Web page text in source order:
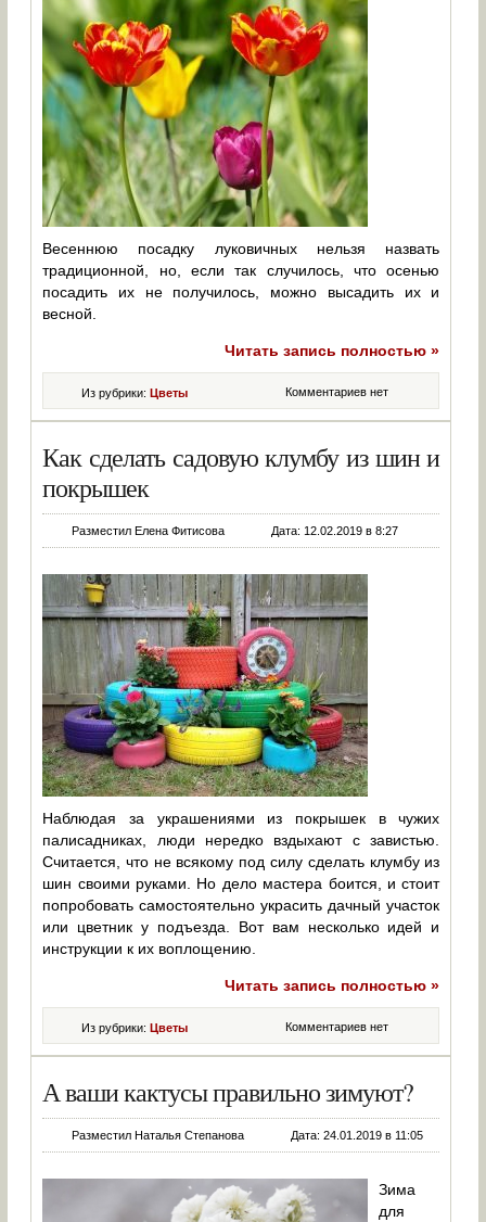
Весеннюю посадку луковичных нельзя назвать
традиционной, но, если так случилось, что осенью
посадить их не получилось, можно высадить их и
весной.
Читать запись полностью »
Комментариев нет
Из рубрики:Цветы
Как сделать садовую клумбу из шин и
покрышек
Разместил Елена Фитисова Дата: 12.02.2019 в 8:27
Наблюдая за украшениями из покрышек в чужих
палисадниках, люди нередко вздыхают с завистью.
Считается, что не всякому под силу сделать клумбу из
шин своими руками. Но дело мастера боится, и стоит
попробовать самостоятельно украсить дачный участок
или цветник у подъезда. Вот вам несколько идей и
инструкции к их воплощению.
Читать запись полностью »
Комментариев нет
Из рубрики:Цветы
А ваши кактусы правильно зимуют?
Разместил Наталья Степанова Дата: 24.01.2019 в 11:05
Зима
для